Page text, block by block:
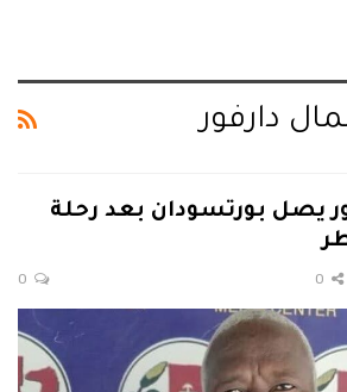
دارفور
يصل بورتسودان بعد رحلة